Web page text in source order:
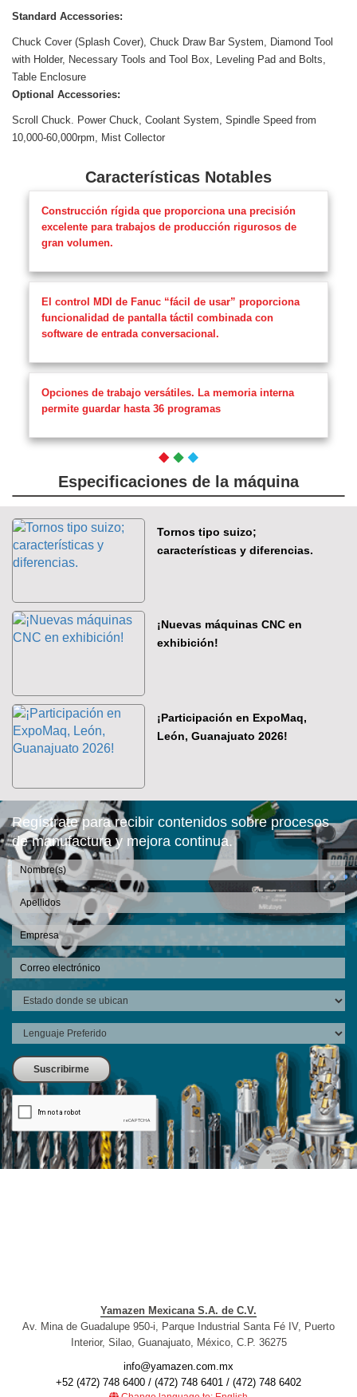
Standard Accessories:
Chuck Cover (Splash Cover), Chuck Draw Bar System, Diamond Tool
with Holder, Necessary Tools and Tool Box, Leveling Pad and Bolts,
Table Enclosure
Optional Accessories:
Scroll Chuck. Power Chuck, Coolant System, Spindle Speed from
10,000-60,000rpm, Mist Collector
Características Notables
Construcción rígida que proporciona una precisión
excelente para trabajos de producción rigurosos de
gran volumen.
El control MDI de Fanuc “fácil de usar” proporciona
funcionalidad de pantalla táctil combinada con
software de entrada conversacional.
Opciones de trabajo versátiles. La memoria interna
permite guardar hasta 36 programas
Especificaciones de la máquina
Tornos tipo suizo;
características y diferencias.
¡Nuevas máquinas CNC en
exhibición!
¡Participación en ExpoMaq,
León, Guanajuato 2026!
Regístrate para recibir contenidos sobre procesos
de manufactura y mejora continua.
Yamazen Mexicana S.A. de C.V.
Av. Mina de Guadalupe 950-i, Parque Industrial Santa Fé IV, Puerto
Interior, Silao, Guanajuato, México, C.P. 36275
info@yamazen.com.mx
+52 (472) 748 6400 / (472) 748 6401 / (472) 748 6402